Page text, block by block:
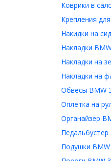
Коврики в
Крепления
Накидки на
Накладки
Накладки на
Накладки на
Обвесы BMW
Оплетка на
Органайзер
Педальбустер
Подушки